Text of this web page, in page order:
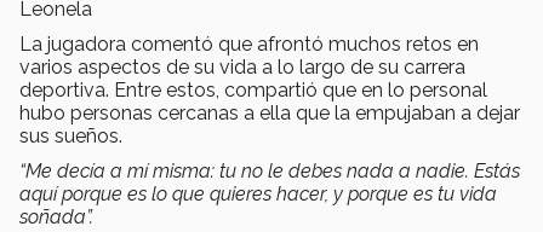
Leonela
La jugadora comentó que afrontó muchos retos en
varios aspectos de su vida a lo largo de su carrera
deportiva. Entre estos, compartió que en lo personal
hubo personas cercanas a ella que la empujaban a dejar
sus sueños.
“Me decía a mí misma: tu no le debes nada a nadie. Estás
aquí porque es lo que quieres hacer, y porque es tu vida
soñada”.